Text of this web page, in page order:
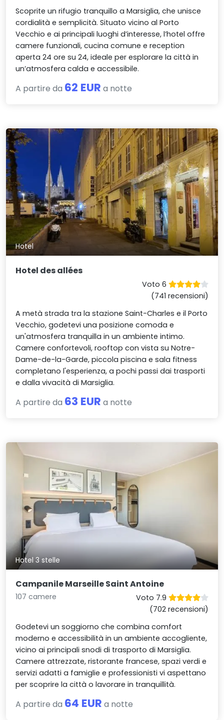
Scoprite un rifugio tranquillo a Marsiglia, che unisce
cordialità e semplicità. Situato vicino al Porto
Vecchio e ai principali luoghi d’interesse, l’hotel offre
camere funzionali, cucina comune e reception
aperta 24 ore su 24, ideale per esplorare la città in
un’atmosfera calda e accessibile.
A partire da 62 EUR a notte
Hotel
Hotel des allées
Voto 6
(741 recensioni)
A metà strada tra la stazione Saint-Charles e il Porto
Vecchio, godetevi una posizione comoda e
un'atmosfera tranquilla in un ambiente intimo.
Camere confortevoli, rooftop con vista su Notre-
Dame-de-la-Garde, piccola piscina e sala fitness
completano l'esperienza, a pochi passi dai trasporti
e dalla vivacità di Marsiglia.
A partire da 63 EUR a notte
Hotel 3 stelle
Campanile Marseille Saint Antoine
107 camere
Voto 7.9
(702 recensioni)
Godetevi un soggiorno che combina comfort
moderno e accessibilità in un ambiente accogliente,
vicino ai principali snodi di trasporto di Marsiglia.
Camere attrezzate, ristorante francese, spazi verdi e
servizi adatti a famiglie e professionisti vi aspettano
per scoprire la città o lavorare in tranquillità.
A partire da 64 EUR a notte